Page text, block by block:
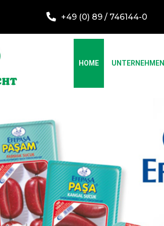
+49 (0) 89 / 746144-0
HOME UNTERNEHMEN